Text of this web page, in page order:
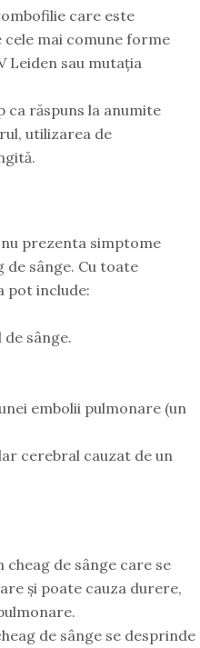
care este
mai comune forme
Leiden sau mutația
ca răspuns la anumite
utilizarea de
prezenta simptome
de sânge. Cu toate
pot include:
sânge.
embolii pulmonare (un
cerebral cauzat de un
cheag de sânge care se
și poate cauza durere,
de sânge se desprinde